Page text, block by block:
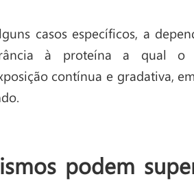
casos específicos, a
à proteína a qual o
contínua e gradativa,
podem